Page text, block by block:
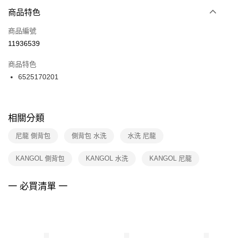
３．安心：先確認商品／服務後，再付款。
【「AFTEE先享後付」結帳流程】
１．於結帳方式選擇「AFTEE先享後付」後，將跳轉至「AFTEE先享後付」
２．訂單成立數日內，您將收到繳費通知簡訊。
３．收到繳費通知簡訊後14天內，點擊此簡訊中的連結，可透過四大超商／
ATM／網路銀行／等多元方式進行付款，方視為交易完成。
※ 交易是否成功請以「AFTEE先享後付 」之結帳頁面顯示為準，若有關於
是否繳費成功／繳費後需取消欲退款等相關疑問，請聯繫「AFTEE先享後付
客戶支援中心」
https://netprotections.freshdesk.com/support/home
１．透過由恩沛科技股份有限公司提供之「AFTEE先享後付」服務完成之交
２．關於個人資料處理事宜，請瀏覽以下網址：
每筆NT$100，滿NT$1,500(含以上)免運費
宅配
每筆NT$100，滿NT$1,500(含以上)免運費
付款後門市自取
每筆NT$100，滿NT$1,500(含以上)免運費
商品特色
商品編號
11936539
商品特色
6525170201
相關分類
尼龍 側背包 側背包 水洗 水洗 尼龍
KANGOL 側背包 KANGOL 水洗 KANGOL 尼龍
一 必買清單 一